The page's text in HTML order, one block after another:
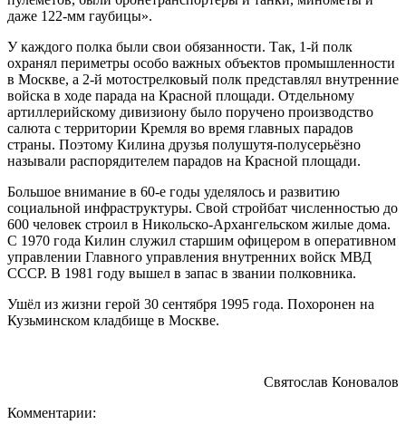
даже 122-мм гаубицы».
У каждого полка были свои обязанности. Так, 1-й полк
охранял периметры особо важных объектов промышленности
в Москве, а 2-й мотострелковый полк представлял внутренние
войска в ходе парада на Красной площади. Отдельному
артиллерийскому дивизиону было поручено производство
салюта с территории Кремля во время главных парадов
страны. Поэтому Килина друзья полушутя-полусерьёзно
называли распорядителем парадов на Красной площади.
Большое внимание в 60-е годы уделялось и развитию
социальной инфраструктуры. Свой стройбат численностью до
600 человек строил в Никольско-Архангельском жилые дома.
С 1970 года Килин служил старшим офицером в оперативном
управлении Главного управления внутренних войск МВД
СССР. В 1981 году вышел в запас в звании полковника.
Ушёл из жизни герой 30 сентября 1995 года. Похоронен на
Кузьминском кладбище в Москве.
Святослав Коновалов
Комментарии: